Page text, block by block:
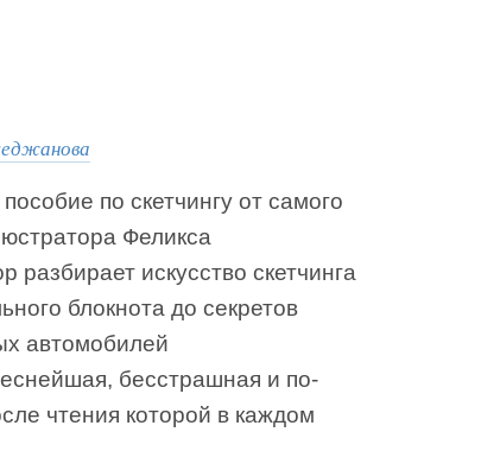
по скетчингу от самого
Феликса
искусство скетчинга
блокнота до секретов
автомобилей
бесстрашная и по-
чтения которой в каждом